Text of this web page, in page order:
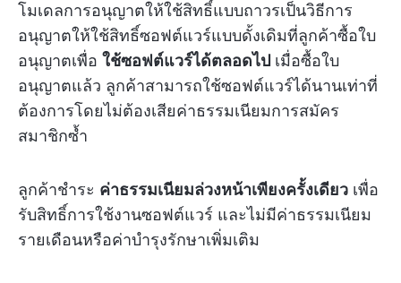
โมเดลการอนุญาตให้ใช้สิทธิ์แบบถาวรเป็นวิธีการ
อนุญาตให้ใช้สิทธิ์ซอฟต์แวร์แบบดั้งเดิมที่ลูกค้าซื้อใบ
อนุญาตเพื่อ ใช้ซอฟต์แวร์ได้ตลอดไป เมื่อซื้อใบ
อนุญาตแล้ว ลูกค้าสามารถใช้ซอฟต์แวร์ได้นานเท่าที่
ต้องการโดยไม่ต้องเสียค่าธรรมเนียมการสมัคร
สมาชิกซ้ำ
ลูกค้าชำระ ค่าธรรมเนียมล่วงหน้าเพียงครั้งเดียว เพื่อ
รับสิทธิ์การใช้งานซอฟต์แวร์ และไม่มีค่าธรรมเนียม
รายเดือนหรือค่าบำรุงรักษาเพิ่มเติม